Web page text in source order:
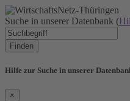
Suche in unserer Datenbank (
Finden
Hilfe zur Suche in unserer
×